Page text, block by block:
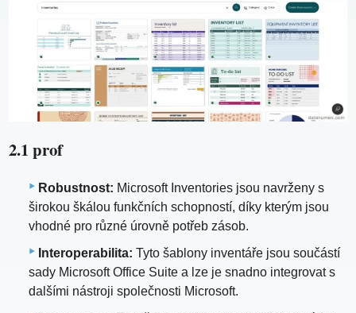
2.1 prof
Robustnost: Microsoft Inventories jsou navrženy s
širokou škálou funkčních schopností, díky kterým jsou
vhodné pro různé úrovně potřeb zásob.
Interoperabilita: Tyto šablony inventáře jsou součástí
sady Microsoft Office Suite a lze je snadno integrovat s
dalšími nástroji společnosti Microsoft.